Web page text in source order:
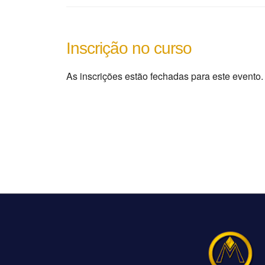
As inscrições estão fechadas para este evento.